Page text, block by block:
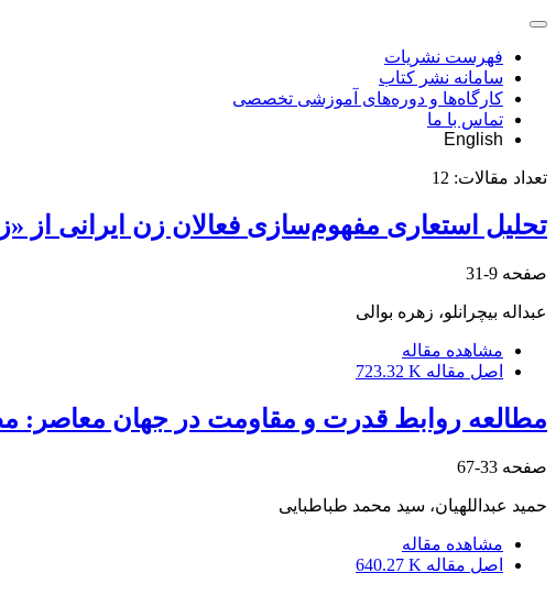
فهرست نشریات
سامانه نشر کتاب
کارگاه‌ها و دوره‌های آموزشی تخصصی
تماس با ما
English
تعداد مقالات: 12
تحلیل استعاری مفهوم‌سازی فعالان زن ایرانی از
صفحه 9-31
عبداله بیچرانلو، زهره بوالی
مشاهده مقاله
اصل مقاله 723.32 K
مطالعه روابط قدرت و مقاومت در جهان معاصر:
صفحه 33-67
حمید عبداللهیان، سید محمد طباطبایی
مشاهده مقاله
اصل مقاله 640.27 K